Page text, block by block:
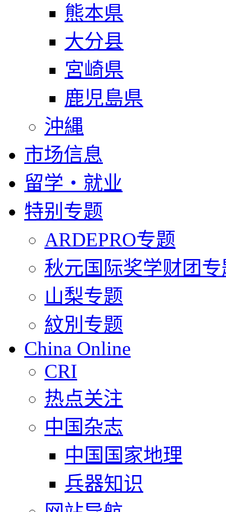
熊本県
大分县
宮崎県
鹿児島県
沖縄
市场信息
留学・就业
特别专题
ARDEPRO专题
秋元国际奖学财团专
山梨专题
紋別专题
China Online
CRI
热点关注
中国杂志
中国国家地理
兵器知识